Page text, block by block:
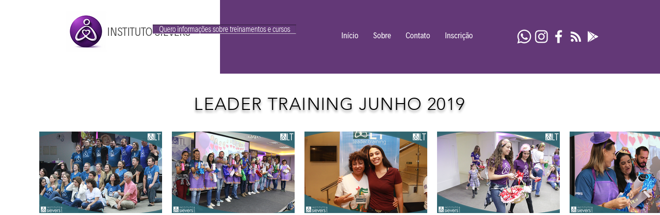
INSTITUTO SIEVERSQuero informações sobre treinamentos e cursos
Início Sobre Contato Inscrição
LEADER TRAINING JUNHO 2019